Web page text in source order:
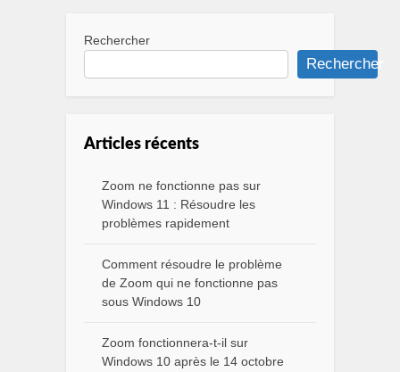
Rechercher
Rechercher
Articles récents
Zoom ne fonctionne pas sur
Windows 11 : Résoudre les
problèmes rapidement
Comment résoudre le problème
de Zoom qui ne fonctionne pas
sous Windows 10
Zoom fonctionnera-t-il sur
Windows 10 après le 14 octobre